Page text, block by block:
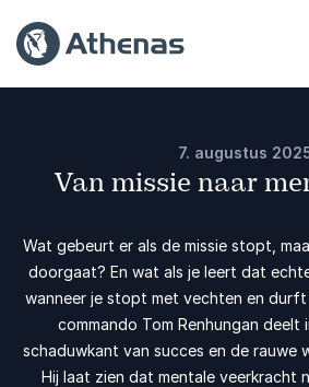
7. augustus
Van missie naar
Wat gebeurt er als de missie stopt,
doorgaat? En wat als je leert dat
wanneer je stopt met vechten en
commando Tom Renhungan deelt
schaduwkant van succes en de rauwe
Hij laat zien dat mentale veerkracht